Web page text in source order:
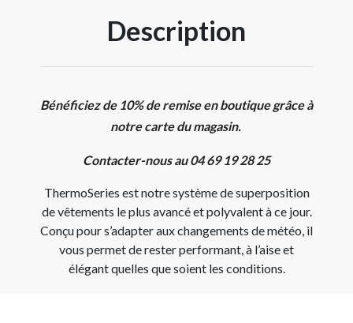
Description
Bénéficiez de 10% de remise en boutique grâce à
notre carte du magasin.
Contacter-nous au 04 69 19 28 25
ThermoSeries est notre système de superposition
de vêtements le plus avancé et polyvalent à ce jour.
Conçu pour s’adapter aux changements de météo, il
vous permet de rester performant, à l’aise et
élégant quelles que soient les conditions.